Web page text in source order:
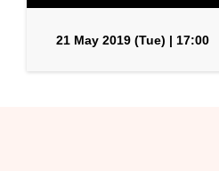
21 May 2019 (Tue) | 17:00